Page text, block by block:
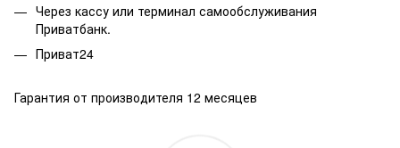
Через кассу или терминал самообслуживания
Приватбанк.
Приват24
Гарантия от производителя 12 месяцев